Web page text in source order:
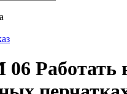
06 Работать